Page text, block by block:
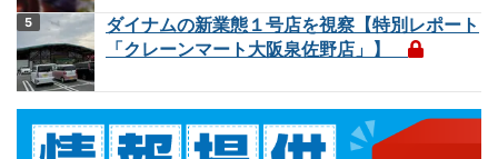
ダイナムの新業態１号店を視察【特別レポート
「クレーンマート大阪泉佐野店」】